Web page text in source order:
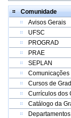
Comunidade
Avisos Gerais
UFSC
PROGRAD
PRAE
SEPLAN
Cursos de
Currículos dos
Catálogo da